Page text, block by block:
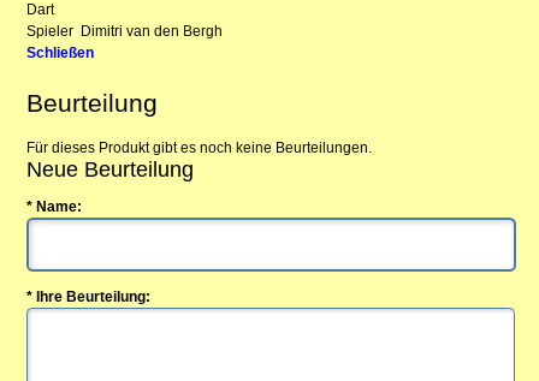
Dart
Spieler Dimitri van den Bergh
Schließen
Beurteilung
Für dieses Produkt gibt es noch keine Beurteilungen.
Neue Beurteilung
* Name:
* Ihre Beurteilung: